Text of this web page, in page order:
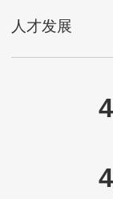
人才发展